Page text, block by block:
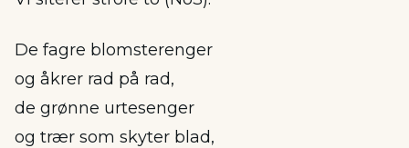
De fagre blomsterenger
og åkrer rad på rad,
de grønne urtesenger
og trær som skyter blad,